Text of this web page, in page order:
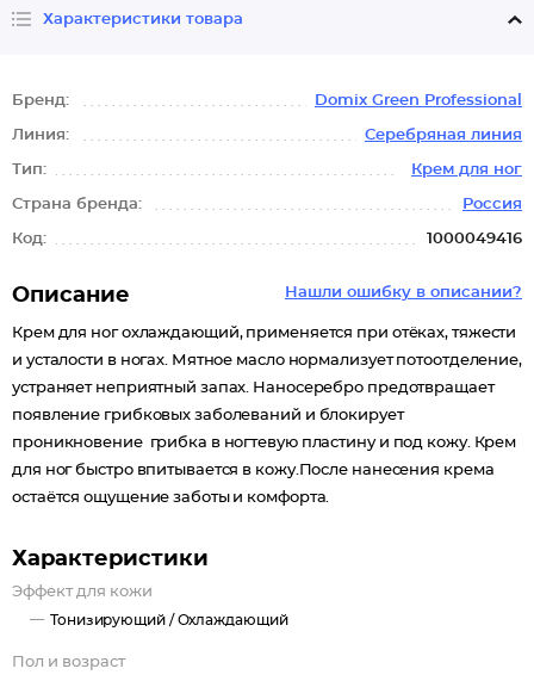
Характеристики товара
Бренд: Domix Green Professional
Линия: Серебряная линия
Тип: Крем для ног
Страна бренда: Россия
Код: 1000049416
Нашли ошибку в описании?
Описание
Крем для ног охлаждающий, применяется при отёках, тяжести
и усталости в ногах. Мятное масло нормализует потоотделение,
устраняет неприятный запах. Наносеребро предотвращает
появление грибковых заболеваний и блокирует
проникновение грибка в ногтевую пластину и под кожу. Крем
для ног быстро впитывается в кожу.После нанесения крема
остаётся ощущение заботы и комфорта.
Характеристики
Эффект для кожи
Тонизирующий /Охлаждающий
Пол и возраст